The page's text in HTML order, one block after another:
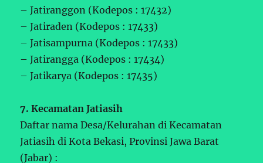
– Jatiranggon (Kodepos : 17432)
– Jatiraden (Kodepos : 17433)
– Jatisampurna (Kodepos : 17433)
– Jatirangga (Kodepos : 17434)
– Jatikarya (Kodepos : 17435)
7. Kecamatan Jatiasih
Daftar nama Desa/Kelurahan di Kecamatan
Jatiasih di Kota Bekasi, Provinsi Jawa Barat
(Jabar) :